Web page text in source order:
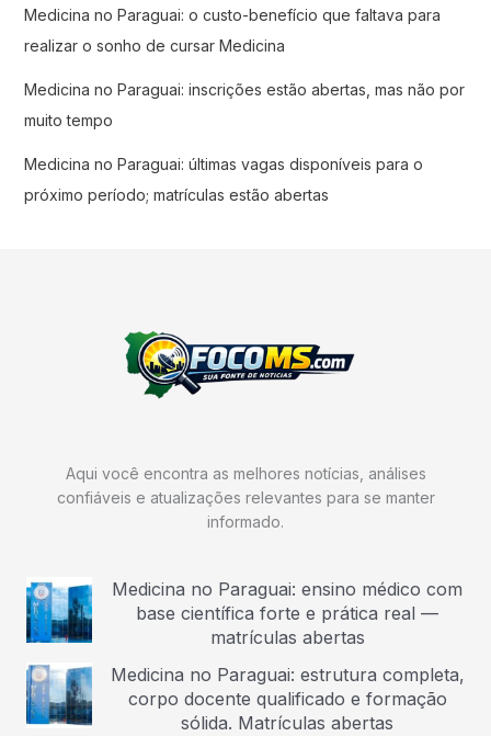
Medicina no Paraguai: o custo-benefício que faltava para
realizar o sonho de cursar Medicina
Medicina no Paraguai: inscrições estão abertas, mas não por
muito tempo
Medicina no Paraguai: últimas vagas disponíveis para o
próximo período; matrículas estão abertas
Aqui você encontra as melhores notícias, análises
confiáveis e atualizações relevantes para se manter
informado.
Medicina no Paraguai: ensino médico com
base científica forte e prática real —
matrículas abertas
Medicina no Paraguai: estrutura completa,
corpo docente qualificado e formação
sólida. Matrículas abertas